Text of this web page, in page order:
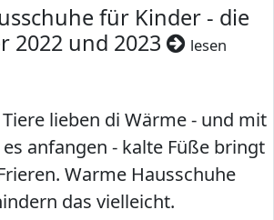
für Kinder - die
2022 und 2023
lesen
lieben di Wärme - und mit
anfangen - kalte Füße bringt
Warme Hausschuhe
das vielleicht.